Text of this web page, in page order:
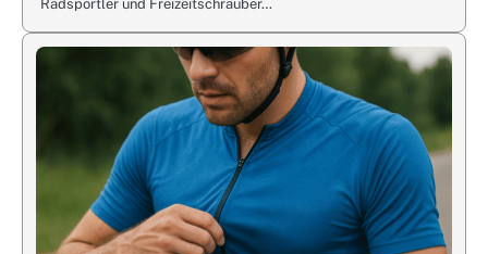
Radsportler und Freizeitschrauber…